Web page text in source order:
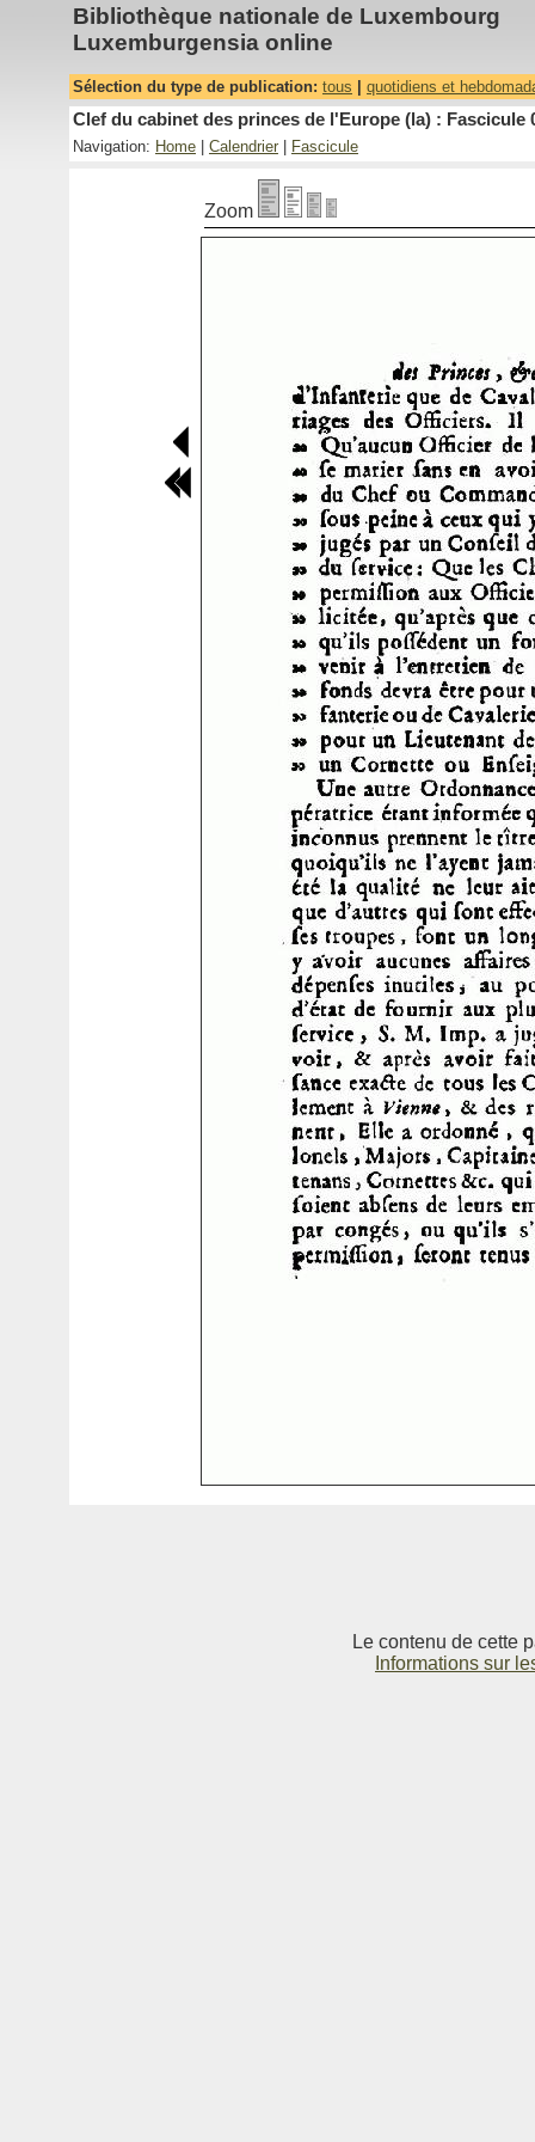
Bibliothèque nationale de Luxembourg
Luxemburgensia online
Sélection du type de publication: tous quotidiens et
Clef du cabinet des princes de l'Europe (la) : Fascicule
Navigation: Home Calendrier Fascicule
Zoom
Le contenu de cette
Informations sur